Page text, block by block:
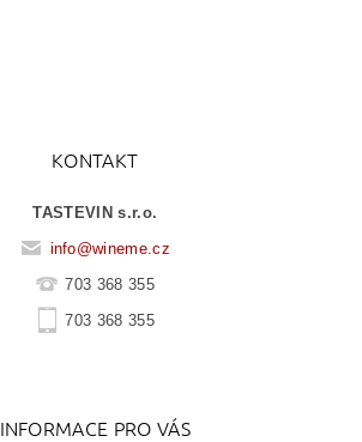
KONTAKT
TASTEVIN s.r.o.
info@wineme.cz
703 368 355
703 368 355
INFORMACE PRO VÁS